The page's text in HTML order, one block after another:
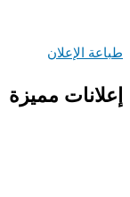
الإعلان
مميزة